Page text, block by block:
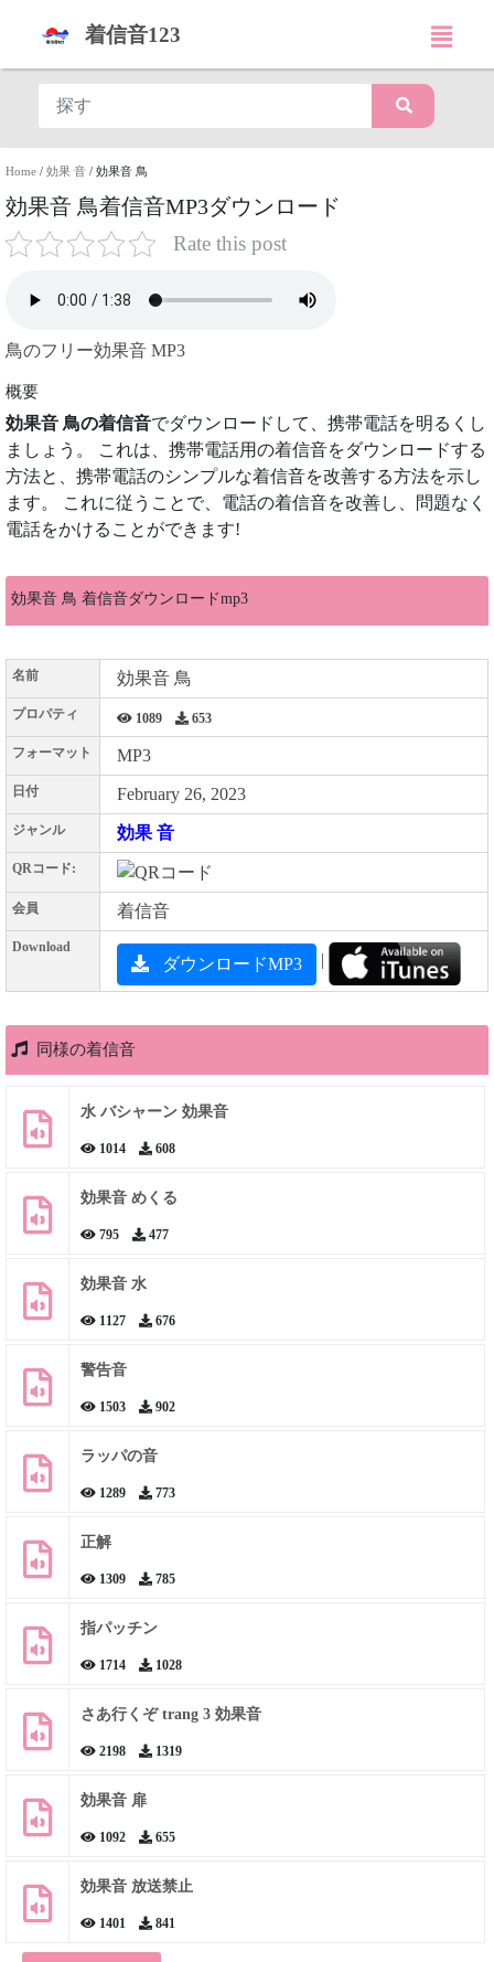
着信音123
Home / 効果 音 / 効果音 鳥
効果音 鳥着信音MP3ダウンロード
Rate this post
鳥のフリー効果音 MP3
概要
効果音 鳥の着信音でダウンロードして、携帯電話を明るくし
ましょう。 これは、携帯電話用の着信音をダウンロードする
方法と、携帯電話のシンプルな着信音を改善する方法を示し
ます。 これに従うことで、電話の着信音を改善し、問題なく
電話をかけることができます!
効果音 鳥 着信音ダウンロードmp3
名前 効果音 鳥
プロパティ 1089 653
フォーマット MP3
日付 February 26, 2023
ジャンル 効果 音
QRコード:
会員 着信音
Download
ダウンロードMP3 |
同様の着信音
水 バシャーン 効果音
1014 608
効果音 めくる
795 477
効果音 水
1127 676
警告音
1503 902
ラッパの音
1289 773
正解
1309 785
指パッチン
1714 1028
さあ行くぞ trang 3 効果音
2198 1319
効果音 扉
1092 655
効果音 放送禁止
1401 841